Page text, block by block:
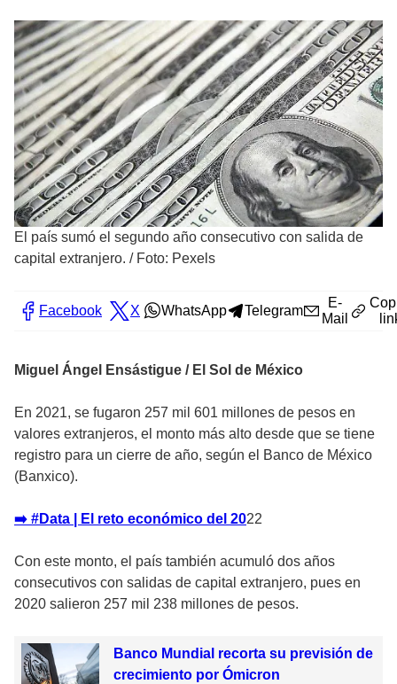
El país sumó el segundo año consecutivo con salida de
capital extranjero. / Foto: Pexels
Facebook X WhatsApp Telegram
E-
Mail
Miguel Ángel Ensástigue / El Sol de México
En 2021, se fugaron 257 mil 601 millones de pesos en
valores extranjeros, el monto más alto desde que se tiene
registro para un cierre de año, según el Banco de México
(Banxico).
➡️ #Data | El reto económico del 2022
Con este monto, el país también acumuló dos años
consecutivos con salidas de capital extranjero, pues en
2020 salieron 257 mil 238 millones de pesos.
Banco Mundial recorta su previsión de
crecimiento por Ómicron